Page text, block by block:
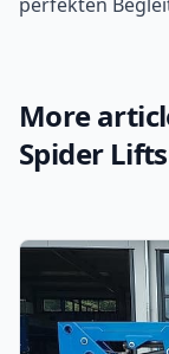
More
Spider Lifts